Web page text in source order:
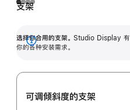
支架
选择你合用的支架。 Studio Display 有
你的各种安装需求。
展
可调倾斜度的支架